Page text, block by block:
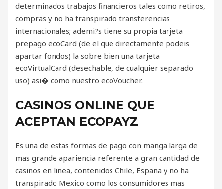
determinados trabajos financieros tales como retiros,
compras y no ha transpirado transferencias
internacionales; ademi?s tiene su propia tarjeta
prepago ecoCard (de el que directamente podeis
apartar fondos) la sobre bien una tarjeta
ecoVirtualCard (desechable, de cualquier separado
uso) asi� como nuestro ecoVoucher.
CASINOS ONLINE QUE
ACEPTAN ECOPAYZ
Es una de estas formas de pago con manga larga de
mas grande apariencia referente a gran cantidad de
casinos en linea, contenidos Chile, Espana y no ha
transpirado Mexico como los consumidores mas